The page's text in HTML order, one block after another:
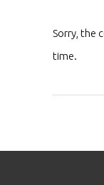
Sorry, the
time.